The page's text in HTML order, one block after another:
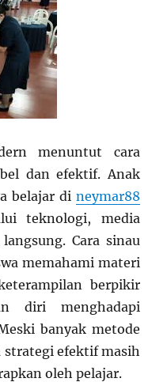
menuntut cara
dan efektif. Anak
belajar di neymar88
teknologi, media
Cara sinau
memahami materi
berpikir
diri menghadapi
banyak metode
strategi efektif masih
oleh pelajar.